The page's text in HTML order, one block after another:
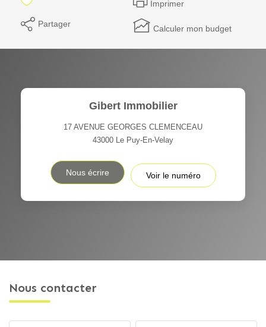
Imprimer
Partager Calculer mon budget
Gibert Immobilier
17 AVENUE GEORGES CLEMENCEAU
43000 Le Puy-En-Velay
Nous écrire Voir le numéro
Nous contacter